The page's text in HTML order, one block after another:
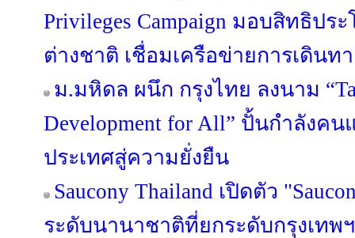
Privileges Campaign มอบสิทธิปร
ต่างชาติ เชื่อมเครือข่ายการเดินท
ม.มหิดล ผนึก กรุงไทย ลงนาม
Development for All” ปั้นกำลังค
ประเทศสู่ความยั่งยืน
Saucony Thailand เปิดตัว
ระดับนานาชาติที่ยกระดับกรุงเทพ